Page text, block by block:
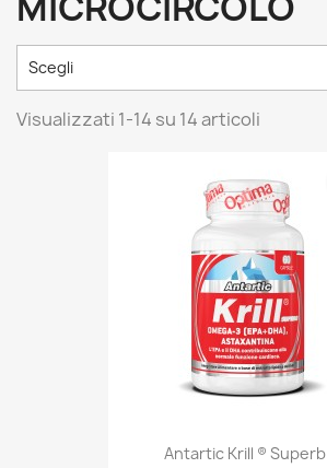
Scegli
Visualizzati 1-14 su 14 articoli
Antartic Krill ® Superb